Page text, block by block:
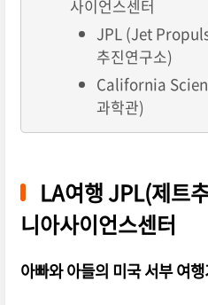
사이언스센터
JPL (Jet
추진연구소)
California
과학관)
LA여행 JPL(제트
니아사이언스센터
아빠와 아들의 미국 서부 여